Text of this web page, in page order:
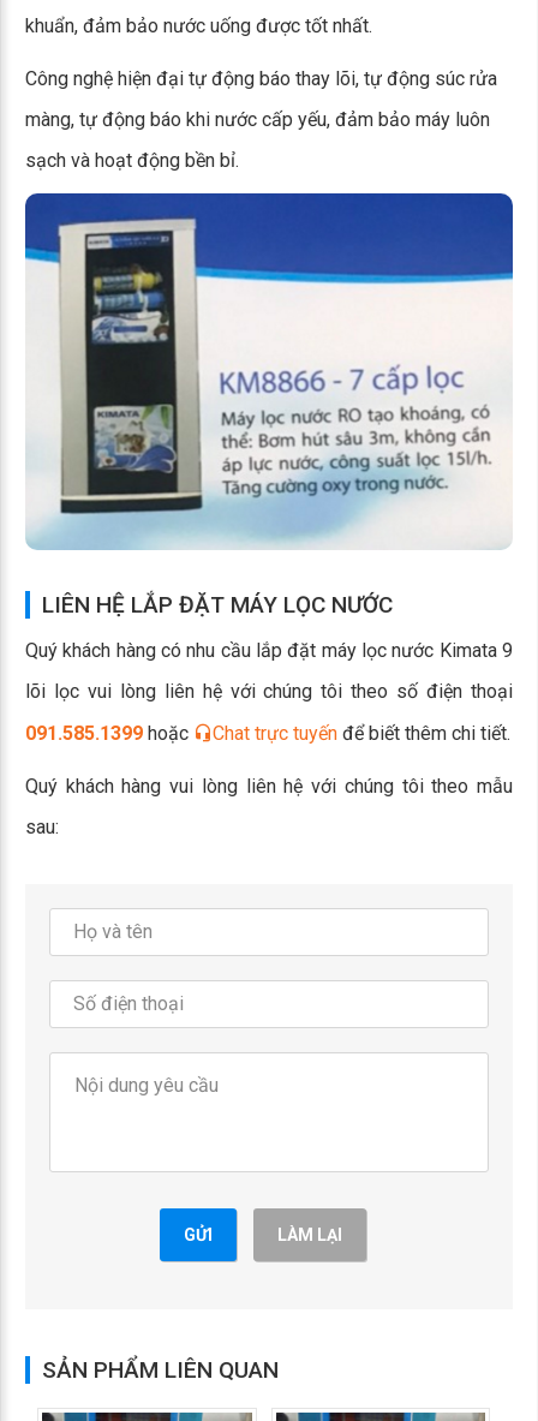
khuẩn, đảm bảo nước uống được tốt nhất.
Công nghệ hiện đại tự động báo thay lõi, tự động súc rửa
màng, tự động báo khi nước cấp yếu, đảm bảo máy luôn
sạch và hoạt động bền bỉ.
LIÊN HỆ LẮP ĐẶT MÁY LỌC NƯỚC
Quý khách hàng có nhu cầu lắp đặt máy lọc nước Kimata 9
lõi lọc vui lòng liên hệ với chúng tôi theo số điện thoại
091.585.1399 hoặc Chat trực tuyến để biết thêm chi tiết.
Quý khách hàng vui lòng liên hệ với chúng tôi theo mẫu
sau:
GỬI LÀM LẠI
SẢN PHẨM LIÊN QUAN